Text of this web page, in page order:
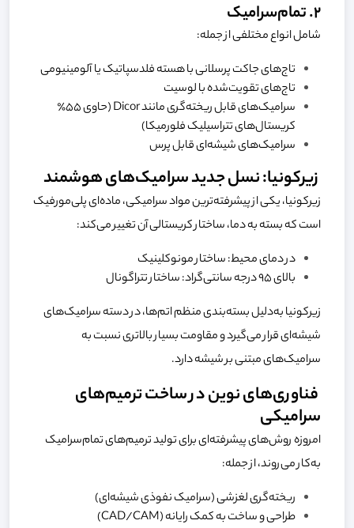
2. تمام‌سرامیک
شامل انواع مختلفی از جمله:
تاج‌های جاکت پرسلانی با هسته فلدسپاتیک یا آلومینیومی
تاج‌های تقویت‌شده با لوسیت
سرامیک‌های قابل ریخته‌گری مانند Dicor (حاوی ۵۵٪
کریستال‌های تتراسیلیک فلورمیکا)
سرامیک‌های شیشه‌ای قابل پرس
زیرکونیا: نسل جدید سرامیک‌های هوشمند
زیرکونیا، یکی از پیشرفته‌ترین مواد سرامیکی، ماده‌ای پلی‌مورفیک
است که بسته به دما، ساختار کریستالی آن تغییر می‌کند:
در دمای محیط: ساختار مونوکلینیک
بالای ۹۵ درجه سانتی‌گراد: ساختار تتراگونال
زیرکونیا به‌دلیل بسته‌بندی منظم اتم‌ها، در دسته سرامیک‌های
شیشه‌ای قرار می‌گیرد و مقاومت بسیار بالاتری نسبت به
سرامیک‌های مبتنی بر شیشه دارد.
فناوری‌های نوین در ساخت ترمیم‌های
سرامیکی
امروزه روش‌های پیشرفته‌ای برای تولید ترمیم‌های تمام‌سرامیک
به‌کار می‌روند، از جمله:
ریخته‌گری لغزشی (سرامیک نفوذی شیشه‌ای)
طراحی و ساخت به کمک رایانه (CAD/CAM)